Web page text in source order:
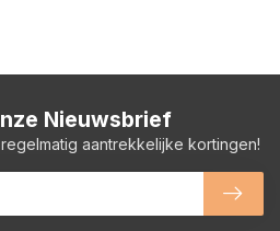
Nieuwsbrief
aantrekkelijke kortingen!